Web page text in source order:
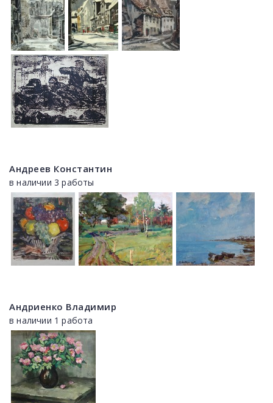
Андреев Константин
в наличии 3 работы
Андриенко Владимир
в наличии 1 работа